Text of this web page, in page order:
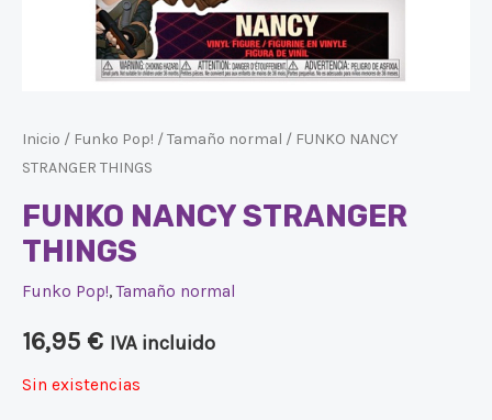
Inicio / Funko Pop! /Tamaño normal / FUNKO NANCY
STRANGER THINGS
FUNKO NANCY STRANGER
THINGS
Funko Pop!,Tamaño normal
16,95 € IVA incluido
Sin existencias